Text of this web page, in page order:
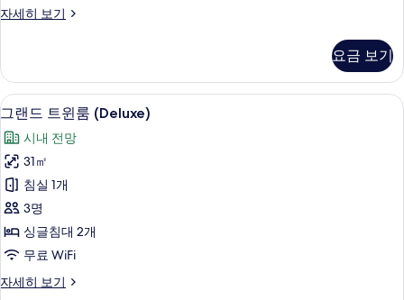
모
보
기
자세히 보기
디
윈
룸
자
히
보
기
요금 보기
그
랜
드
트
윈
룸
(Deluxe)
사
진
그랜드 트윈룸 (Deluxe) | 미니바, 객실
3
그랜드 트윈룸 (Deluxe)
시내 전망
31㎡
침실 1개
3명
싱글침대 2개
무료 WiFi
자세히 보기
그